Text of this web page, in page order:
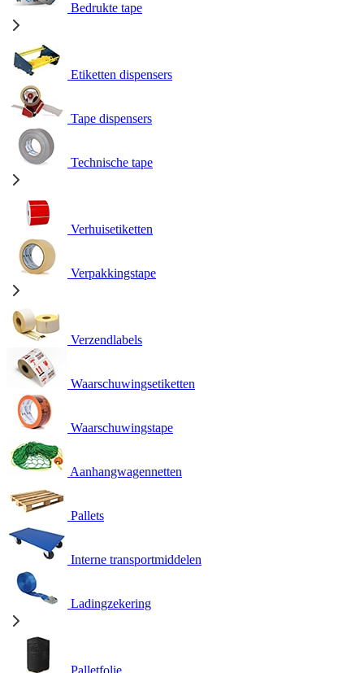
Bedrukte tape
Etiketten dispensers
Tape dispensers
Technische tape
Verhuisetiketten
Verpakkingstape
Verzendlabels
Waarschuwingsetiketten
Waarschuwingstape
Aanhangwagennetten
Pallets
Interne transportmiddelen
Ladingzekering